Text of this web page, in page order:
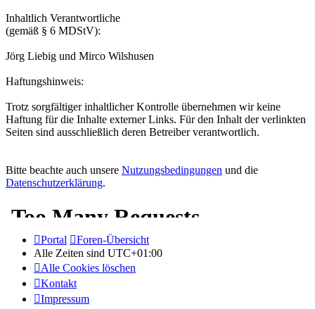
Inhaltlich Verantwortliche
(gemäß § 6 MDStV):
Jörg Liebig und Mirco Wilshusen
Haftungshinweis:
Trotz sorgfältiger inhaltlicher Kontrolle übernehmen wir keine
Haftung für die Inhalte externer Links. Für den Inhalt der verlinkten
Seiten sind ausschließlich deren Betreiber verantwortlich.
Bitte beachte auch unsere Nutzungsbedingungen und die
Datenschutzerklärung.
Portal
Foren-Übersicht
Alle Zeiten sind UTC+01:00
Alle Cookies löschen
Kontakt
Impressum